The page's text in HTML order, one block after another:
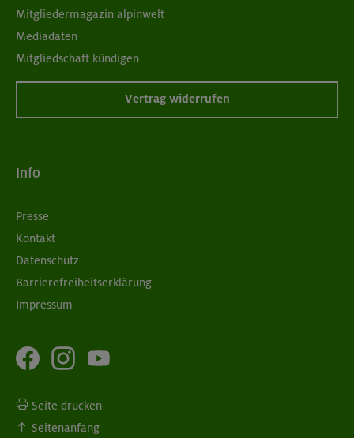
Mitgliedermagazin alpinwelt
Mediadaten
Mitgliedschaft kündigen
Vertrag widerrufen
Info
Presse
Kontakt
Datenschutz
Barrierefreiheitserklärung
Impressum
Seite drucken
Seitenanfang